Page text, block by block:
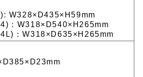
W328×D435×H59mm
：W318×D540×H265mm
：W318×D635×H265mm